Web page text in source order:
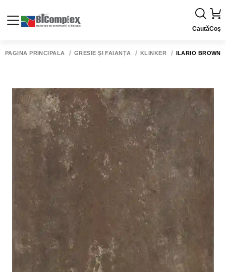
CautăCoș
PAGINA PRINCIPALĂ GRESIE ȘI FAIANȚĂ KLINKER ILARIO BROWN